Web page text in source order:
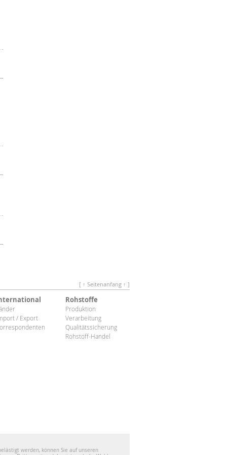
[ ↑ Seitenanfang ↑ ]
/ Export
Rohstoffe
Produktion
Verarbeitung
Qualitätssicherung
Rohstoff-Handel
werden, können Sie auf unseren